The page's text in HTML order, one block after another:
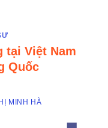
tại Việt Nam
Quốc
MINH HÀ